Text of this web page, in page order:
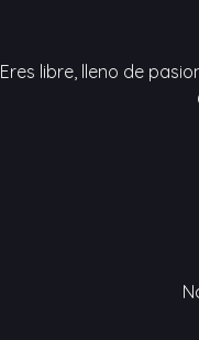
Eres libre, lleno de